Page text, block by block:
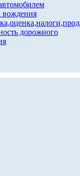
вождения
дорожного